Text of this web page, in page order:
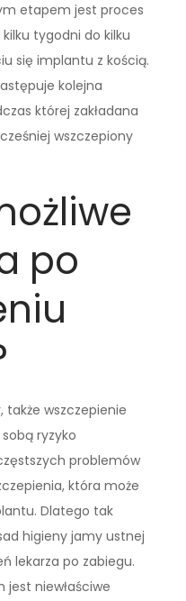
etapem jest proces
tygodni do kilku
się implantu z kością.
kolejna
której zakładana
wszczepiony
po
także wszczepienie
ryzyko
problemów
która może
Dlatego tak
higieny jamy ustnej
lekarza po zabiegu.
jest niewłaściwe